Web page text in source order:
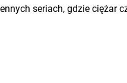
seriach, gdzie ciężar